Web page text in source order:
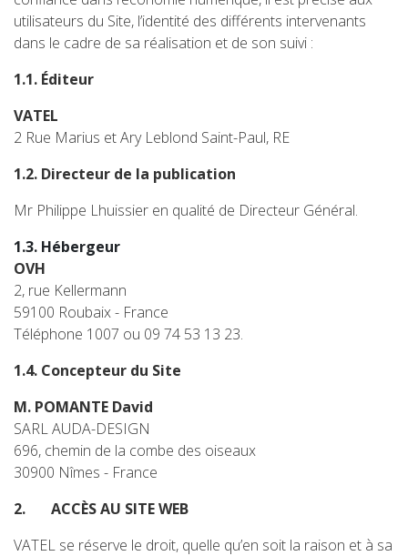
utilisateurs du Site, l’identité des différents intervenants
dans le cadre de sa réalisation et de son suivi :
1.1. Éditeur
VATEL
2 Rue Marius et Ary Leblond Saint-Paul, RE
1.2. Directeur de la publication
Mr Philippe Lhuissier en qualité de Directeur Général.
1.3. Hébergeur
OVH
2, rue Kellermann
59100 Roubaix - France
Téléphone 1007 ou 09 74 53 13 23.
1.4. Concepteur du Site
M. POMANTE David
SARL AUDA-DESIGN
696, chemin de la combe des oiseaux
30900 Nîmes - France
2. ACCÈS AU SITE WEB
VATEL se réserve le droit, quelle qu’en soit la raison et à sa